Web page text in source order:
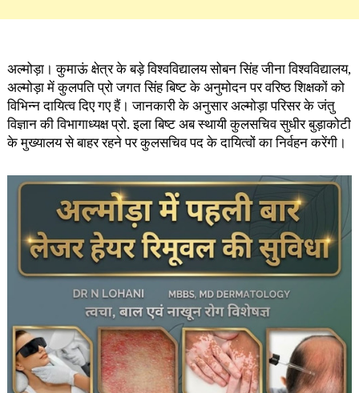
अल्मोड़ा। कुमाऊं क्षेत्र के बड़े विश्वविद्यालय सोबन सिंह जीना विश्वविद्यालय,
अल्मोड़ा में कुलपति प्रो जगत सिंह बिष्ट के अनुमोदन पर वरिष्ठ शिक्षकों को
विभिन्न दायित्व दिए गए हैं। जानकारी के अनुसार अल्मोड़ा परिसर के जंतु
विज्ञान की विभागाध्यक्ष प्रो. इला बिष्ट अब स्थायी कुलसचिव सुधीर बुड़ाकोटी
के मुख्यालय से बाहर रहने पर कुलसचिव पद के दायित्वों का निर्वहन करेंगी।